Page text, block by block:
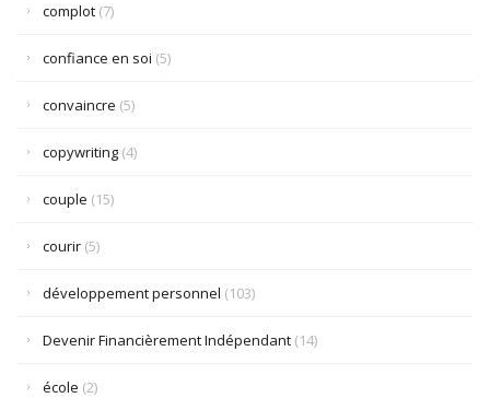
complot (7)
confiance en soi (5)
convaincre (5)
copywriting (4)
couple (15)
courir (5)
développement personnel (103)
Devenir Financièrement Indépendant (14)
école (2)